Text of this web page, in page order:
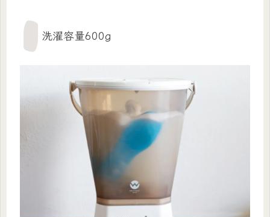
洗濯容量600g